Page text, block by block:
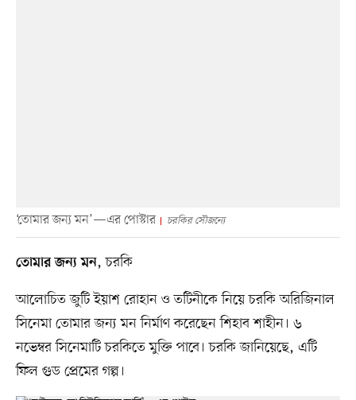
‘তোমার জন্য মন’—এর পোস্টার চরকির সৌজন্যে
তোমার জন্য মন, চরকি
আলোচিত জুটি ইয়াশ রোহান ও তটিনীকে নিয়ে চরকি অরিজিনাল
সিনেমা তোমার জন্য মন নির্মাণ করেছেন শিহাব শাহীন। ৬
নভেম্বর সিনেমাটি চরকিতে মুক্তি পাবে। চরকি জানিয়েছে, এটি
ফিল গুড প্রেমের গল্প।